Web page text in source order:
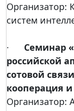
Организатор:
систем
· Семинар
российской
сотовой
кооперация
Организатор: